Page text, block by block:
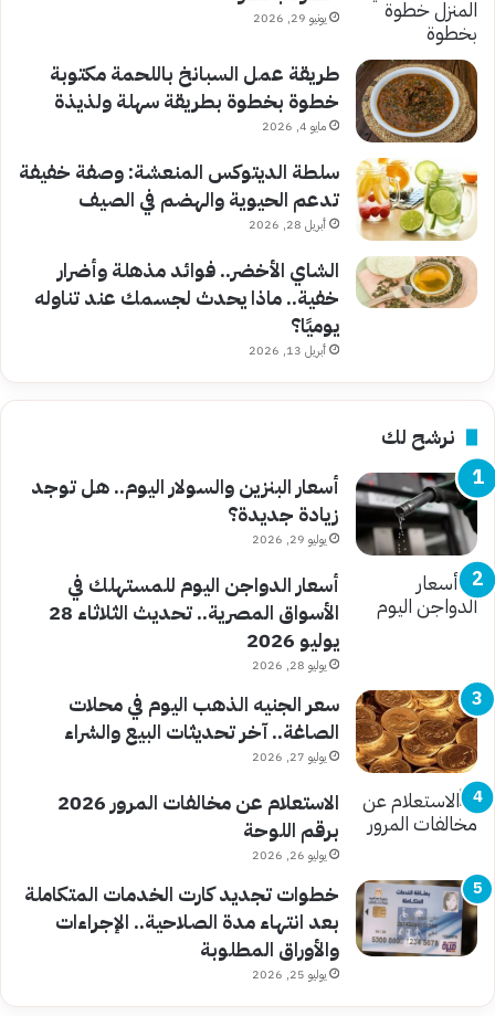
يونيو 29, 2026
طريقة عمل السبانخ باللحمة مكتوبة
خطوة بخطوة بطريقة سهلة ولذيذة
مايو 4, 2026
سلطة الديتوكس المنعشة: وصفة خفيفة
تدعم الحيوية والهضم في الصيف
أبريل 28, 2026
الشاي الأخضر.. فوائد مذهلة وأضرار
خفية.. ماذا يحدث لجسمك عند تناوله
يوميًا؟
أبريل 13, 2026
نرشح لك
أسعار البنزين والسولار اليوم.. هل توجد
زيادة جديدة؟
يوليو 29, 2026
أسعار الدواجن اليوم للمستهلك في
الأسواق المصرية.. تحديث الثلاثاء 28
يوليو 2026
يوليو 28, 2026
سعر الجنيه الذهب اليوم في محلات
الصاغة.. آخر تحديثات البيع والشراء
يوليو 27, 2026
الاستعلام عن مخالفات المرور 2026
برقم اللوحة
يوليو 26, 2026
خطوات تجديد كارت الخدمات المتكاملة
بعد انتهاء مدة الصلاحية.. الإجراءات
والأوراق المطلوبة
يوليو 25, 2026